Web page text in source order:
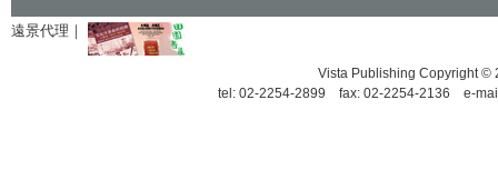
遠景代理｜
Vista Publishing Copyright ©
tel: 02-2254-2899 fax: 02-2254-2136 e-